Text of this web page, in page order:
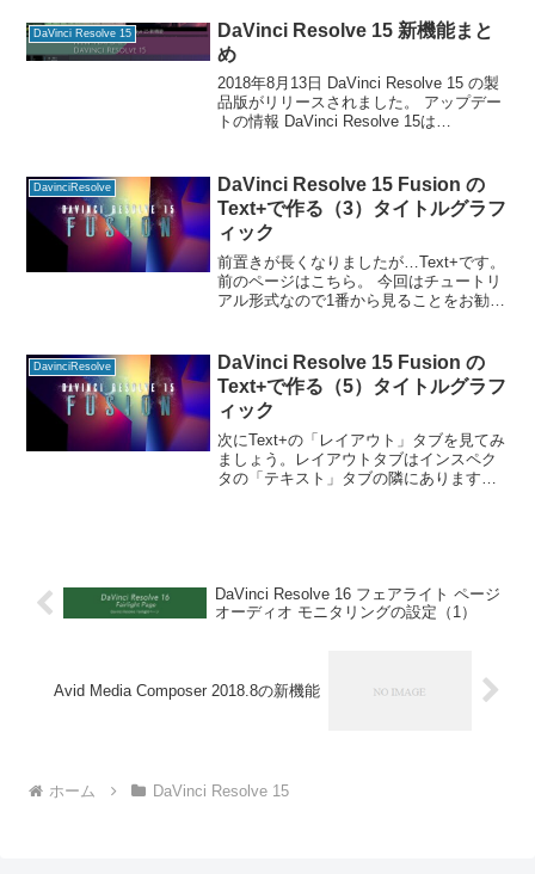
使った3Dシーン、Elem
DaVinci Resolve 15
DaVinci Resolve 15 新機能まと
め
2018年8月13日 DaVinci Resolve 15 の製
品版がリリースされました。 アップデー
トの情報 DaVinci Resolve 15は
も同様
DavinciResolve
DaVinci Resolve 15 Fusion の
Text+で作る（3）タイトルグラフ
ィック
前置きが長くなりましたが…Text+です。
前のページはこちら。 今回はチュートリ
アル形式なので1番から見ることをお勧め
ると、今まで「メディアプール」だった
場所が「エ
DavinciResolve
DaVinci Resolve 15 Fusion の
Text+で作る（5）タイトルグラフ
ィック
次にText+の「レイアウト」タブを見てみ
ましょう。レイアウトタブはインスペク
タの「テキスト」タブの隣にあります。
DaVinci Resolve 16 フェアライト ページ
オーディオ モニタリングの設定（1）
Avid Media Composer 2018.8の新機能
ホーム DaVinci Resolve 15